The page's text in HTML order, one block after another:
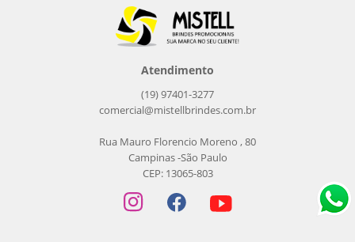
Atendimento
(19) 97401-3277
comercial@mistellbrindes.com.br
Rua Mauro Florencio Moreno , 80
Campinas -São Paulo
CEP: 13065-803